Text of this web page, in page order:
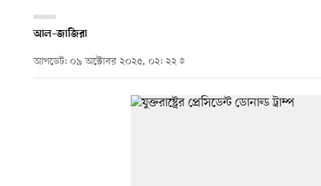
আল–জাজিরা
আপডেট: ০৯ অক্টোবর ২০২৫, ০২: ২২